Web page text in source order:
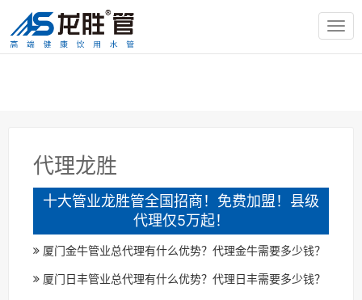
代理龙胜
十大管业龙胜管全国招商！免费加盟！县级
代理仅5万起！
厦门金牛管业总代理有什么优势？代理金牛需要多少钱？
厦门日丰管业总代理有什么优势？代理日丰需要多少钱？